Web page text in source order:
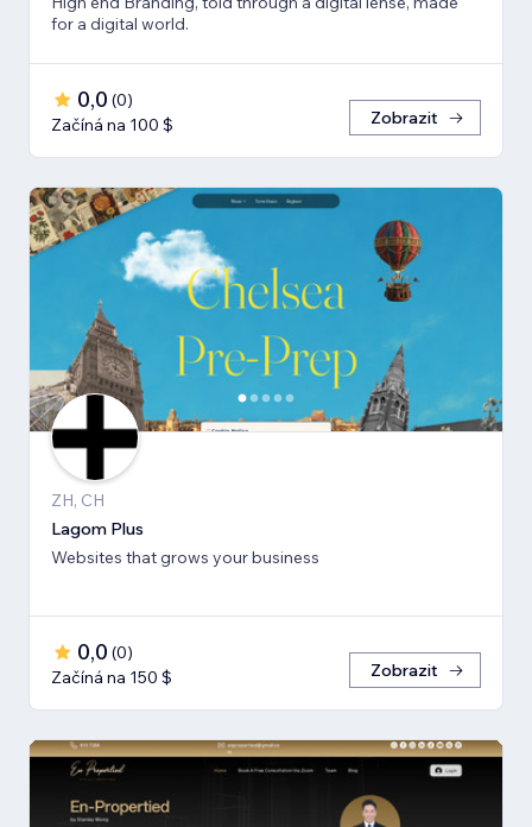
for a digital world.
0,0 (0)
Začíná na 100 $
Zobrazit
ZH, CH
Lagom Plus
Websites that grows your business
0,0 (0)
Začíná na 150 $
Zobrazit